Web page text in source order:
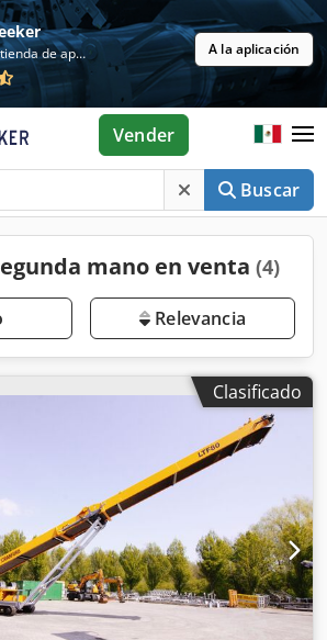
Gratis en la tienda de aplicaciones A la aplicación
Buscar
Vender
mano en venta (4)
Relevancia
Clasificado